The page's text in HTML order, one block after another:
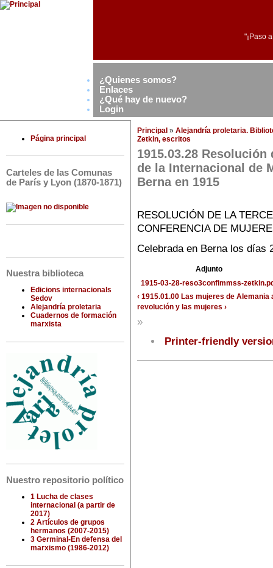
"¡Paso
¿Quienes somos?
Enlaces
¿Qué hay de nuevo?
Login
Página principal
Carteles de las Comunas
de París y Lyon (1870-1871)
Nuestra biblioteca
Edicions internacionals
Sedov
Alejandría proletaria
Cuadernos de formación
marxista
Nuestro repositorio político
1 Lucha de clases
internacional (a partir de
2017)
2 Artículos de grupos
hermanos (2007-2015)
3 Germinal-En defensa del
marxismo (1986-2012)
Principal » Alejandría proletaria.
Zetkin, escritos
1915.03.28
de la Internacional de
Berna en 1915
RESOLUCIÓN DE LA
CONFERENCIA DE
Celebrada en Berna los días
Adjunto
1915-03-28-reso3confimmss-
‹ 1915.01.00 Las mujeres de
revolución y las mujeres ›
»
Printer-friendly